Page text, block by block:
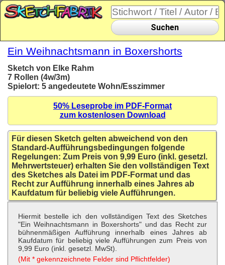
Suchen
Ein Weihnachtsmann in Boxershorts
Sketch von Elke Rahm
7 Rollen (4w/3m)
Spielort: 5 angedeutete Wohn/Esszimmer
50% Leseprobe im PDF-Format
zum kostenlosen Download
Für diesen Sketch gelten abweichend von den
Standard-Aufführungsbedingungen folgende
Regelungen: Zum Preis von 9,99 Euro (inkl. gesetzl.
Mehrwertsteuer) erhalten Sie den vollständigen Text
des Sketches als Datei im PDF-Format und das
Recht zur Aufführung innerhalb eines Jahres ab
Kaufdatum für beliebig viele Aufführungen.
Hiermit bestelle ich den vollständigen Text des Sketches
"Ein Weihnachtsmann in Boxershorts" und das Recht zur
bühnenmäßigen Aufführung innerhalb eines Jahres ab
Kaufdatum für beliebig viele Aufführungen zum Preis von
9,99 Euro (inkl. gesetzl. MwSt).
(Mit * gekennzeichnete Felder sind Pflichtfelder)